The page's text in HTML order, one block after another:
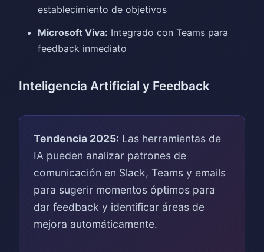
establecimiento de objetivos
Microsoft Viva: Integrado con Teams para
feedback inmediato
Inteligencia Artificial y Feedback
Tendencia 2025: Las herramientas de
IA pueden analizar patrones de
comunicación en Slack, Teams y emails
para sugerir momentos óptimos para
dar feedback y identificar áreas de
mejora automáticamente.